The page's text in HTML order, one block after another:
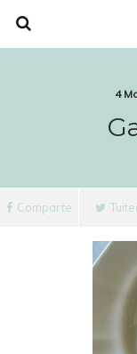
4
Comparte